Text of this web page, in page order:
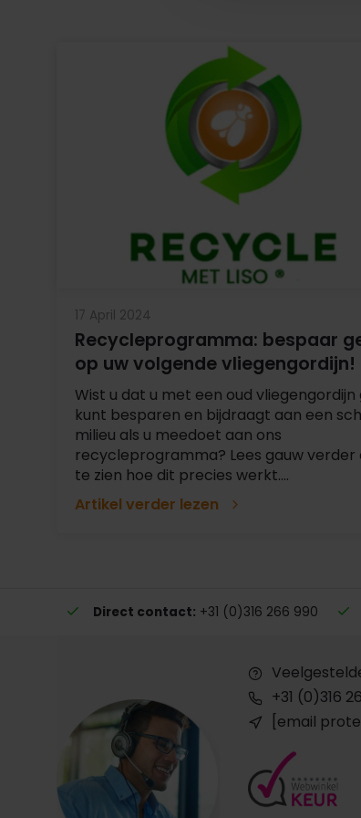
17 April 2024
Recycleprogramma: bespaar
op uw volgende vliegengordijn!
Wist u dat u met een oud vliegengordijn
kunt besparen en bijdraagt aan een
milieu als u meedoet aan ons
recycleprogramma? Lees gauw verder
te zien hoe dit precies werkt....
Artikel verder lezen
Direct contact: +31 (0)316 266 990
+31 (0)316
[email